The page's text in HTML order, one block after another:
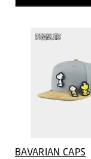
BAVARIAN CAPS